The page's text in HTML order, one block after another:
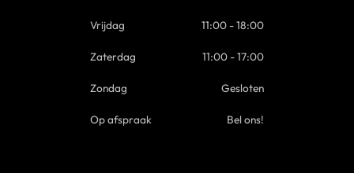
Vrijdag 11:00 - 18:00
Zaterdag 11:00 - 17:00
Zondag Gesloten
Op afspraak Bel ons!